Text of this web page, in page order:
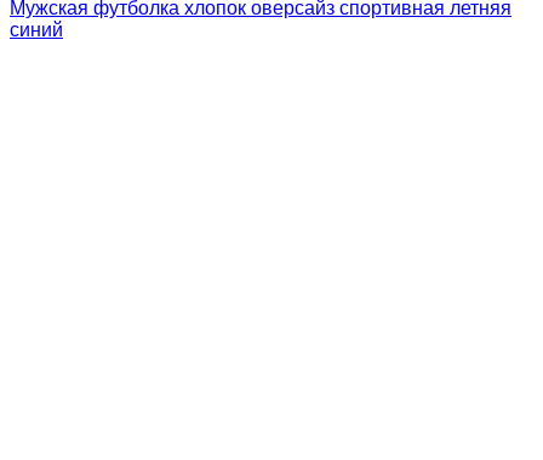
Мужская футболка хлопок оверсайз спортивная летняя
синий